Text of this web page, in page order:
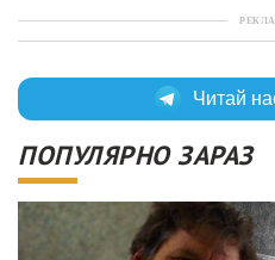
Читай
ПОПУЛЯРНО ЗАРАЗ